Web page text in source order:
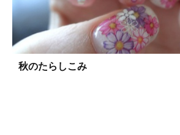
秋のたらしこみ